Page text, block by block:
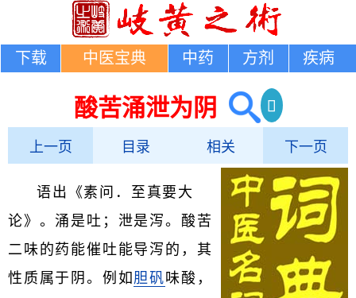
下载 中医宝典 中药 方剂 疾病
酸苦涌泄为阴
上一页 目录 相关 下一页
语出《素问．至真要大
论》。涌是吐；泄是泻。酸苦
二味的药能催吐能导泻的，其
性质属于阴。例如 胆矾味酸，